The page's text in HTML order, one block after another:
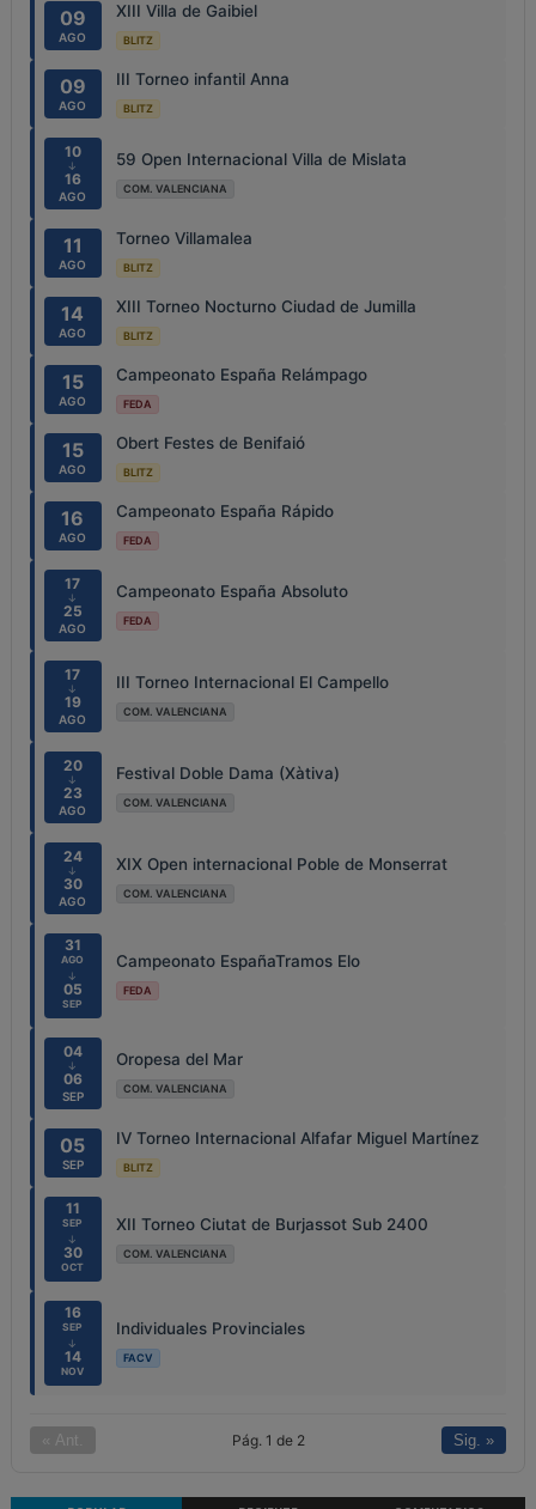
09
AGO
XIII Villa de Gaibiel
BLITZ
09
AGO
III Torneo infantil Anna
BLITZ
10
↓
16
AGO
59 Open Internacional Villa de Mislata
COM. VALENCIANA
11
AGO
Torneo Villamalea
BLITZ
14
AGO
XIII Torneo Nocturno Ciudad de Jumilla
BLITZ
15
AGO
Campeonato España Relámpago
FEDA
15
AGO
Obert Festes de Benifaió
BLITZ
16
AGO
Campeonato España Rápido
FEDA
17
↓
25
AGO
Campeonato España Absoluto
FEDA
17
↓
19
AGO
III Torneo Internacional El Campello
COM. VALENCIANA
20
↓
23
AGO
Festival Doble Dama (Xàtiva)
COM. VALENCIANA
24
↓
30
AGO
XIX Open internacional Poble de Monserrat
COM. VALENCIANA
31
AGO
↓
05
SEP
Campeonato EspañaTramos Elo
FEDA
04
↓
06
SEP
Oropesa del Mar
COM. VALENCIANA
05
SEP
IV Torneo Internacional Alfafar Miguel Martínez
BLITZ
11
SEP
↓
30
OCT
XII Torneo Ciutat de Burjassot Sub 2400
COM. VALENCIANA
16
SEP
↓
14
NOV
Individuales Provinciales
FACV
« Ant. Pág. 1 de 2 Sig. »